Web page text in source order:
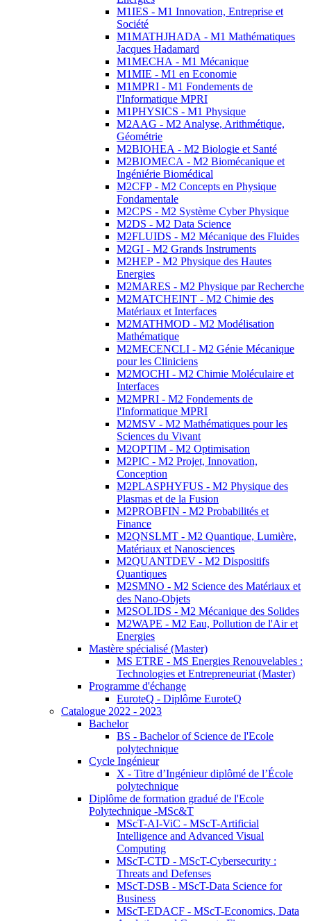
M1IES - M1 Innovation, Entreprise et
Société
M1MATHJHADA - M1 Mathématiques
Jacques Hadamard
M1MECHA - M1 Mécanique
M1MIE - M1 en Economie
M1MPRI - M1 Fondements de
l'Informatique MPRI
M1PHYSICS - M1 Physique
M2AAG - M2 Analyse, Arithmétique,
Géométrie
M2BIOHEA - M2 Biologie et Santé
M2BIOMECA - M2 Biomécanique et
Ingéniérie Biomédical
M2CFP - M2 Concepts en Physique
Fondamentale
M2CPS - M2 Système Cyber Physique
M2DS - M2 Data Science
M2FLUIDS - M2 Mécanique des Fluides
M2GI - M2 Grands Instruments
M2HEP - M2 Physique des Hautes
Energies
M2MARES - M2 Physique par Recherche
M2MATCHEINT - M2 Chimie des
Matériaux et Interfaces
M2MATHMOD - M2 Modélisation
Mathématique
M2MECENCLI - M2 Génie Mécanique
pour les Cliniciens
M2MOCHI - M2 Chimie Moléculaire et
Interfaces
M2MPRI - M2 Fondements de
l'Informatique MPRI
M2MSV - M2 Mathématiques pour les
Sciences du Vivant
M2OPTIM - M2 Optimisation
M2PIC - M2 Projet, Innovation,
Conception
M2PLASPHYFUS - M2 Physique des
Plasmas et de la Fusion
M2PROBFIN - M2 Probabilités et
Finance
M2QNSLMT - M2 Quantique, Lumière,
Matériaux et Nanosciences
M2QUANTDEV - M2 Dispositifs
Quantiques
M2SMNO - M2 Science des Matériaux et
des Nano-Objets
M2SOLIDS - M2 Mécanique des Solides
M2WAPE - M2 Eau, Pollution de l'Air et
Energies
Mastère spécialisé (Master)
MS ETRE - MS Energies Renouvelables :
Technologies et Entrepreneuriat (Master)
Programme d'échange
EuroteQ - Diplôme EuroteQ
Catalogue 2022 - 2023
Bachelor
BS - Bachelor of Science de l'Ecole
polytechnique
Cycle Ingénieur
X - Titre d’Ingénieur diplômé de l’École
polytechnique
Diplôme de formation gradué de l'Ecole
Polytechnique -MSc&T
MScT-AI-ViC - MScT-Artificial
Intelligence and Advanced Visual
Computing
MScT-CTD - MScT-Cybersecurity :
Threats and Defenses
MScT-DSB - MScT-Data Science for
Business
MScT-EDACF - MScT-Economics, Data